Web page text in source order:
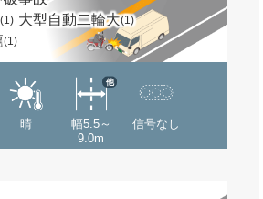
(1) 大型自動二輪大(1)
(1)
晴
幅5.5～
9.0m
他
信号なし